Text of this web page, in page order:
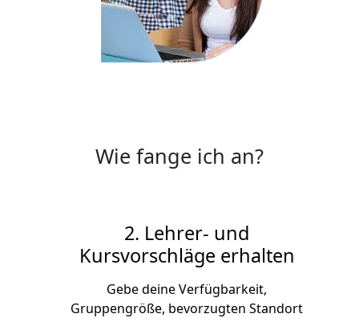
2. Lehrer- und
Kursvorschläge erhalten